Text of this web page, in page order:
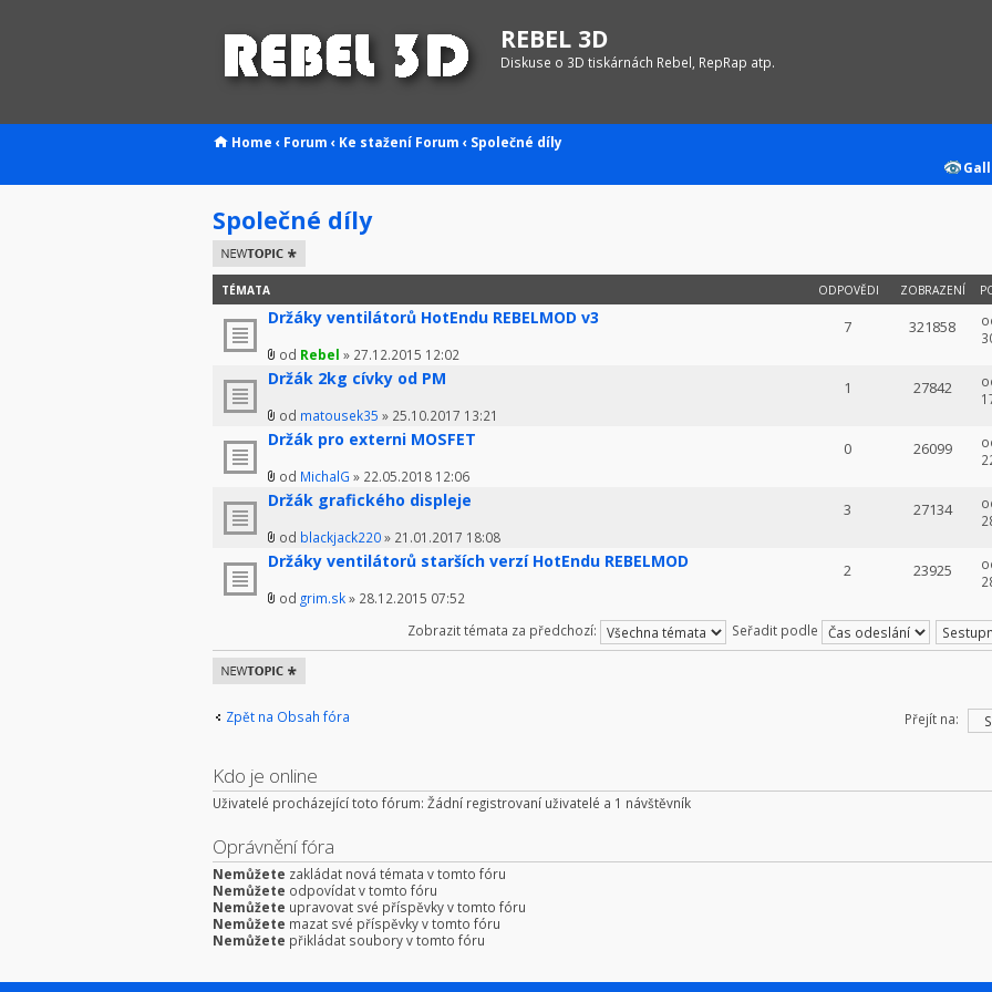
REBEL 3D
Diskuse o 3D tiskárnách Rebel, RepRap atp.
Home ‹ Forum ‹ Ke stažení Forum ‹ Společné díly
Společné díly
Odeslat nové
téma
TÉMATA ODPOVĚDI ZOBRAZENÍ
Držáky ventilátorů HotEndu REBELMOD v3
od Rebel » 27.12.2015 12:02
7 321858
Držák 2kg cívky od PM
od matousek35 » 25.10.2017 13:21
1 27842
Držák pro externi MOSFET
od MichalG » 22.05.2018 12:06
0 26099
Držák grafického displeje
od blackjack220» 21.01.2017 18:08
3 27134
Držáky ventilátorů starších verzí HotEndu REBELMOD
od grim.sk» 28.12.2015 07:52
2 23925
Zobrazit témata za předchozí: Seřadit podle
Odeslat nové
téma
Zpět na Obsah fóra
Přejít na:
Kdo je online
Uživatelé procházející toto fórum: Žádní registrovaní uživatelé a 1 návštěvník
Oprávnění fóra
Nemůžete zakládat nová témata v tomto fóru
Nemůžete odpovídat v tomto fóru
Nemůžete upravovat své příspěvky v tomto fóru
Nemůžete mazat své příspěvky v tomto fóru
Nemůžete přikládat soubory v tomto fóru